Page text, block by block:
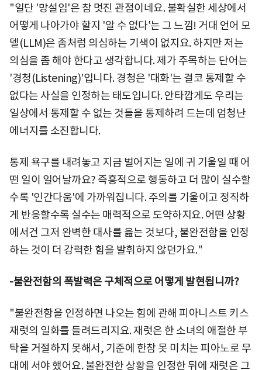
"일단 '망설임'은 참 멋진 관점이네요. 불확실한 세상에서
어떻게 나아가야 할지 '알 수 없다'는 그 느낌! 거대 언어 모
델(LLM)은 좀처럼 의심하는 기색이 없지요. 하지만 저는
의심을 좀 해야 한다고 생각합니다. 제가 주목하는 단어는
'경청(Listening)'입니다. 경청은 '대화'는 결코 통제할 수
없다는 사실을 인정하는 태도입니다. 안타깝게도 우리는
일상에서 통제할 수 없는 것들을 통제하려 드는데 엄청난
에너지를 소진합니다.
통제 욕구를 내려놓고 지금 벌어지는 일에 귀 기울일 때 어
떤 일이 일어날까요? 즉흥적으로 행동하고 더 많이 실수할
수록 '인간다움'에 가까워집니다. 주의를 기울이고 정직하
게 반응할수록 실수는 매력적으로 도약하지요. 어떤 상황
에서건 그저 완벽한 대사를 읊는 것보다, 불완전함을 인정
하는 것이 더 강력한 힘을 발휘하지 않던가요."
-불완전함의 폭발력은 구체적으로 어떻게 발현됩니까?
"불완전함을 인정하면 나오는 힘에 관해 피아니스트 키스
재럿의 일화를 들려드리지요. 재럿은 한 소녀의 애절한 부
탁을 거절하지 못해서, 기준에 한참 못 미치는 피아노로 무
대에 서야 했어요. 불완전한 상황을 인정한 뒤에 재럿은 그